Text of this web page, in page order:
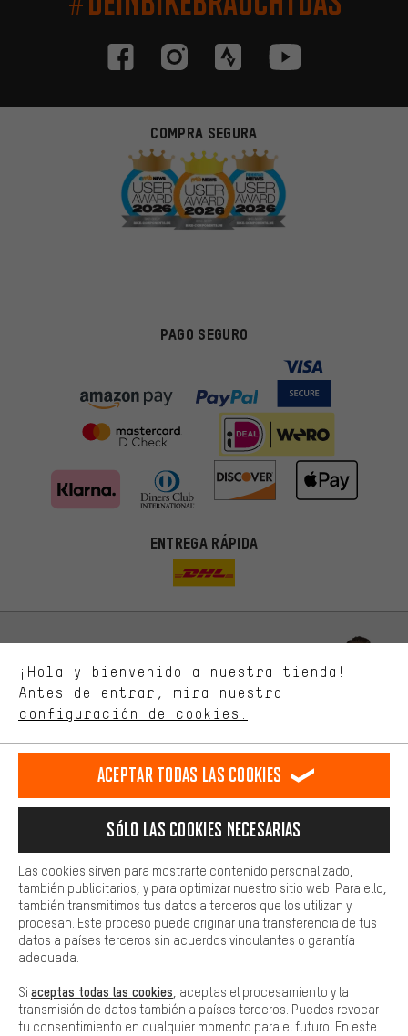
COMPRA SEGURA
PAGO SEGURO
ENTREGA RÁPIDA
Permítenos asesorarte
Llamada Programada
Nuestra política de privacidad
español
ES english
EN Deutsch
DE français
FR
RESCINDIR EL CONTRATO Comunidad de Aquisgrán Programa de afiliados
Aviso Legal
Plataforma de reportes Reciclaje de baterias
Configuración de las cookies Ajusta el contraste
¡Hola y bienvenido a nuestra tienda!
Antes de entrar, mira nuestra
configuración de cookies.
En lugar de publicidad al azar, obtendrás ofertas adecuadas para
ti. Las cookies de marketing nos ayudan a identificar tus
intereses con nuestros socios publicitarios y a mostrarte ofertas
tienda. Con las cookies de rendimiento, puedes influir en la mejora
de nuestro sitio web y nuestra oferta de la tienda con tu
comportamiento de compra.
Más confort
cookies de comodidad, creamos enlaces a plataformas de redes
sociales. Esto nos permite proporcionarle más contenido e
adicionales que le ayudarán a encontrar los productos adecuados.
preguntas de forma rápida y sencilla.
Básica
Las cookies básicas aseguran que puedas usar nuestro sitio web.
Aceptar todas las cookies
Sólo las cookies necesarias
Las cookies sirven para mostrarte contenido personalizado,
también publicitarios, y para optimizar nuestro sitio web. Para ello,
también transmitimos tus datos a terceros que los utilizan y
procesan. Este proceso puede originar una transferencia de tus
datos a países terceros sin acuerdos vinculantes o garantía
adecuada.
Si aceptas todas las cookies , aceptas el procesamiento y la
transmisión de datos también a países terceros. Puedes revocar
tu consentimiento en cualquier momento para el futuro. En este